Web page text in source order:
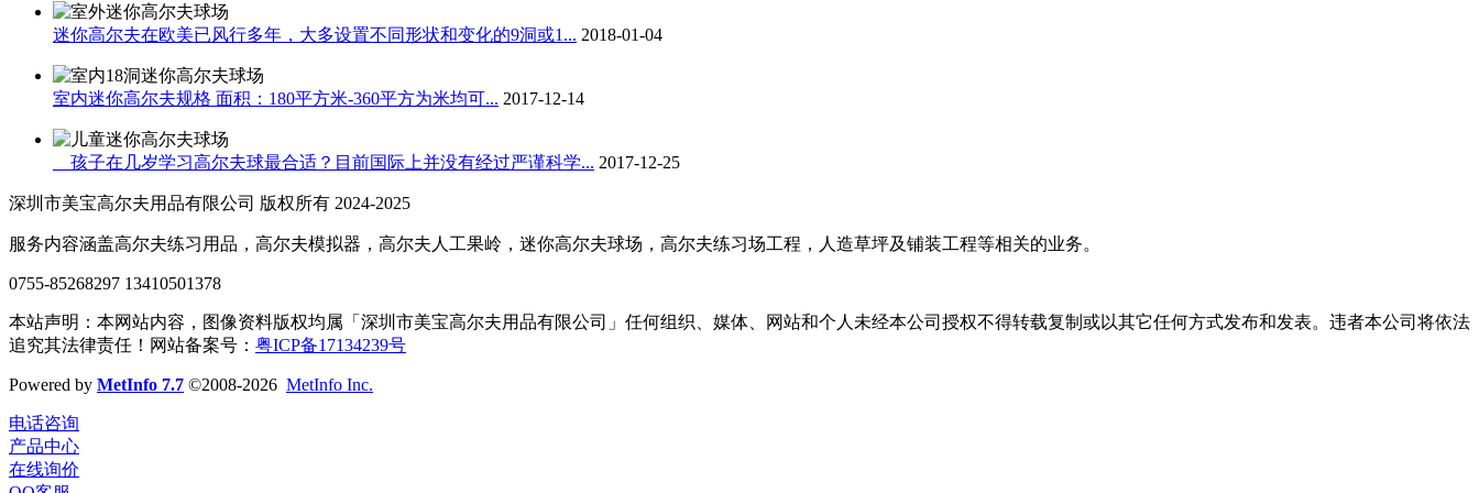
迷你高尔夫在欧美已风行多年，大多设置不同形状和变化的9洞或1... 2018-01-04
室内迷你高尔夫规格 面积：180平方米-360平方为米均可... 2017-12-14
孩子在几岁学习高尔夫球最合适？目前国际上并没有经过严谨科学... 2017-12-25
深圳市美宝高尔夫用品有限公司 版权所有 2024-2025
服务内容涵盖高尔夫练习用品，高尔夫模拟器，高尔夫人工果岭，迷你高尔夫球场，高尔夫练习场工程，人造草坪及铺装工程等相关的业务。
0755-85268297 13410501378
本站声明：本网站内容，图像资料版权均属「深圳市美宝高尔夫用品有限公司」任何组织、媒体、网站和个人未经本公司授权不得转载复制或以其它任何方式发布和发表。违者本公司将依法
追究其法律责任！网站备案号： 粤ICP备17134239号
Powered by MetInfo 7.7 ©2008-2026 MetInfo Inc.
电话咨询
产品中心
在线询价